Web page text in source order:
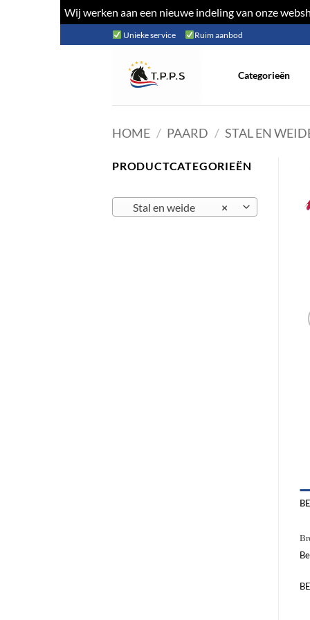
Wij werken aan een nieuwe indeling van onze
naar
Unieke service Ruim aanbod
Categorieën
HOME / PAARD / STAL EN
PRODUCTCATEGORIEËN
×
Stal en weide